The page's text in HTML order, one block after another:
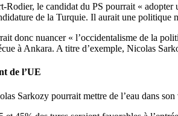
Rodier, le candidat du PS pourrait «
de la Turquie. Il aurait une politique
donc nuancer « l’occidentalisme de la
à Ankara. A titre d’exemple, Nicolas
de l’UE
Sarkozy pourrait mettre de l’eau dans